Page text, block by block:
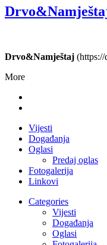
Drvo&Namještaj
More
Vijesti
Događanja
Oglasi
Predaj oglas
Fotogalerija
Linkovi
Categories
Vijesti
Događanja
Oglasi